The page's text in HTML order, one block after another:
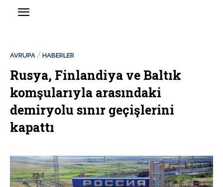
AVRUPA HABERLER
Rusya, Finlandiya ve Baltık
komşularıyla arasındaki
demiryolu sınır geçişlerini
kapattı